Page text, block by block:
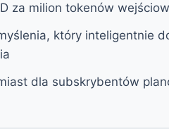
za milion tokenów
który inteligentnie
dla subskrybentów